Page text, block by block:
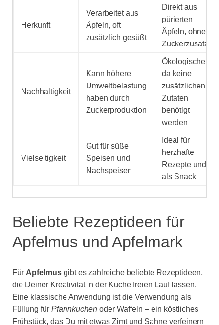
Herkunft
Verarbeitet aus
Äpfeln, oft
zusätzlich gesüßt
Direkt aus
pürierten
Äpfeln, ohne
Zuckerzusatz
Nachhaltigkeit
Kann höhere
Umweltbelastung
haben durch
Zuckerproduktion
Ökologischer,
da keine
zusätzlichen
Zutaten
benötigt
werden
Vielseitigkeit
Gut für süße
Speisen und
Nachspeisen
Ideal für
herzhafte
Rezepte und
als Snack
Beliebte Rezeptideen für
Apfelmus und Apfelmark
Für Apfelmus gibt es zahlreiche beliebte Rezeptideen,
die Deiner Kreativität in der Küche freien Lauf lassen.
Eine klassische Anwendung ist die Verwendung als
Füllung für Pfannkuchen oder Waffeln – ein köstliches
Frühstück, das Du mit etwas Zimt und Sahne verfeinern